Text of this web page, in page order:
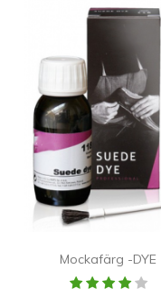
Mockafärg -DYE